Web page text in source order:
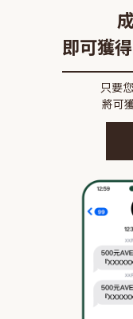
即可獲得
只要
將可